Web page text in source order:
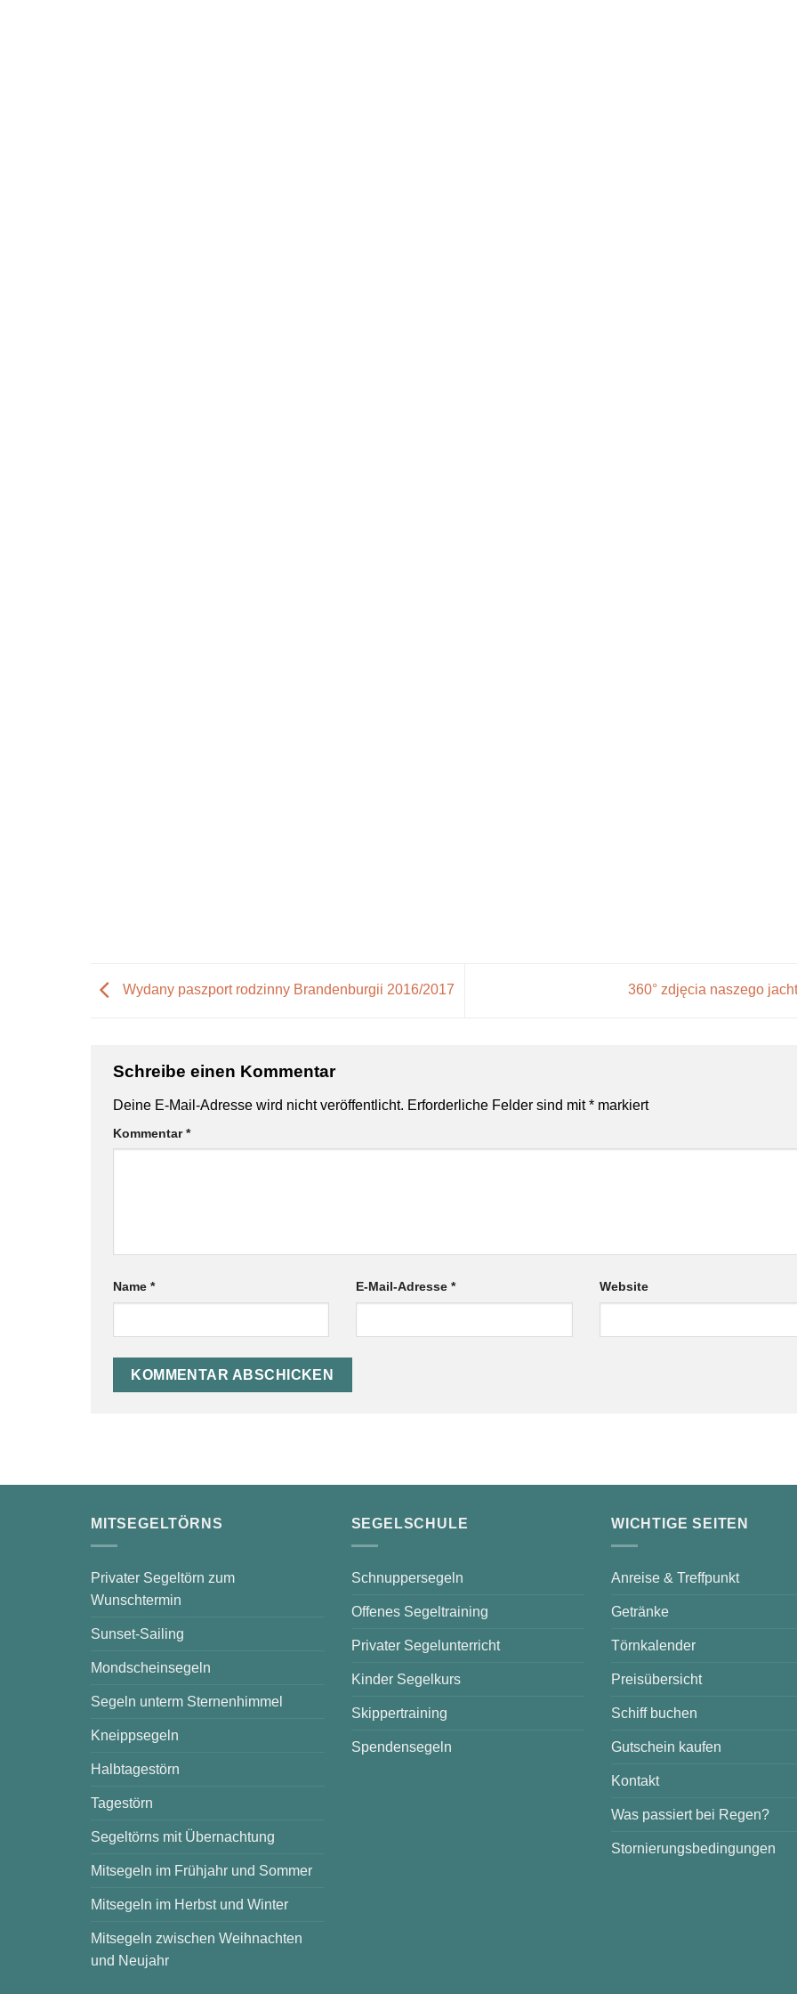
Wydany paszport rodzinny Brandenburgii 2016/2017 360° zdjęcia naszego
Schreibe einen Kommentar
Deine E-Mail-Adresse wird nicht veröffentlicht. Erforderliche Felder sind mit* markiert
Kommentar*
Name * E-Mail-Adresse* Website
MITSEGELTÖRNS
Privater Segeltörn zum
Wunschtermin
Sunset-Sailing
Mondscheinsegeln
Segeln unterm Sternenhimmel
Kneippsegeln
Halbtagestörn
Tagestörn
Segeltörns mit Übernachtung
Mitsegeln im Frühjahr und Sommer
Mitsegeln im Herbst und Winter
Mitsegeln zwischen Weihnachten
und Neujahr
SEGELSCHULE
Schnuppersegeln
Offenes Segeltraining
Privater Segelunterricht
Kinder Segelkurs
Skippertraining
Spendensegeln
WICHTIGE SEITEN
Anreise & Treffpunkt
Getränke
Törnkalender
Preisübersicht
Schiff buchen
Gutschein kaufen
Kontakt
Was passiert bei Regen?
Stornierungsbedingungen